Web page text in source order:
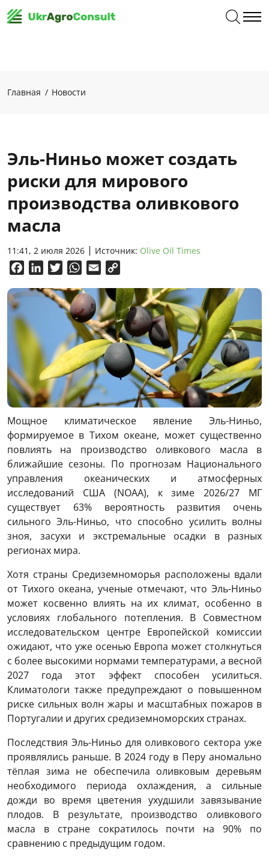
Главная Новости
Эль-Ниньо может создать
риски для мирового
производства оливкового
масла
11:41, 2 июля 2026 Источник: Olive Oil Times
FacebookLinkedInTwitterWhatsApp
Email
Мощное климатическое явление Эль-Ниньо,
формируемое в Тихом океане, может существенно
повлиять на производство оливкового масла в
ближайшие сезоны. По прогнозам Национального
управления океанических и атмосферных
исследований США (NOAA), к зиме 2026/27 МГ
существует 63% вероятность развития очень
сильного Эль-Ниньо, что способно усилить волны
зноя, засухи и экстремальные осадки в разных
регионах мира.
Хотя страны Средиземноморья расположены вдали
от Тихого океана, ученые отмечают, что Эль-Ниньо
может косвенно влиять на их климат, особенно в
условиях глобального потепления. В Совместном
исследовательском центре Европейской комиссии
ожидают, что уже осенью Европа может столкнуться
с более высокими нормами температурами, а весной
2027 года этот эффект способен усилиться.
Климатологи также предупреждают о повышенном
риске сильных волн жары и масштабных пожаров в
Португалии и других средиземноморских странах.
Последствия Эль-Ниньо для оливкового сектора уже
проявлялись раньше. В 2024 году в Перу аномально
тёплая зима не обеспечила оливковым деревьям
необходимого периода охлаждения, а сильные
дожди во время цветения ухудшили завязывание
плодов. В результате, производство оливкового
масла в стране сократилось почти на 90% по
сравнению с предыдущим годом.